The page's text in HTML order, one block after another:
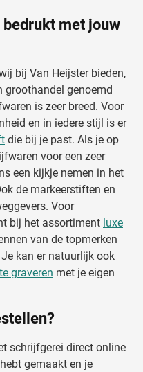
met jouw
bij Van Heijster bieden,
groothandel genoemd
is zeer breed. Voor
en in iedere stijl is er
die bij je past. Als je op
voor een zeer
een kijkje nemen in het
de markeerstiften en
Voor
bij het assortiment luxe
van de topmerken
kan er natuurlijk ook
graveren met je eigen
schrijfgerei direct online
gemaakt en je